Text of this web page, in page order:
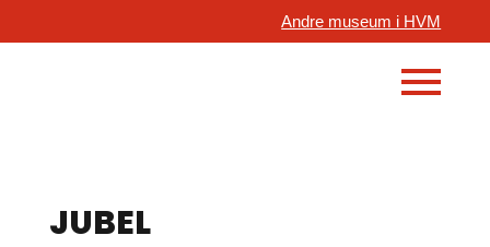
Andre museum i HVM
JUBEL